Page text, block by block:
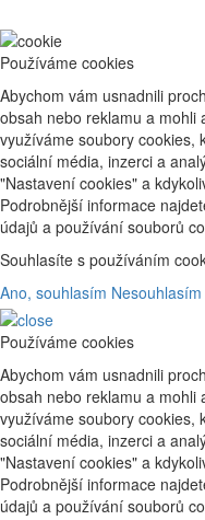
Používáme cookies
Abychom vám usnadnili
obsah nebo reklamu a mohli
využíváme soubory cookies,
sociální média, inzerci a
"Nastavení cookies" a
Podrobnější informace
údajů a používání souborů
Souhlasíte s používáním
Ano, souhlasím Nesouhlasím
Používáme cookies
Abychom vám usnadnili
obsah nebo reklamu a mohli
využíváme soubory cookies,
sociální média, inzerci a
"Nastavení cookies" a
Podrobnější informace
údajů a používání souborů